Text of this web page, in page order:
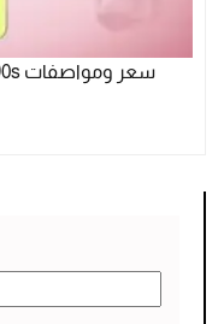
سعر ومواصفات Huawei Pura 90s .. بكاميرات خارقة
عن: